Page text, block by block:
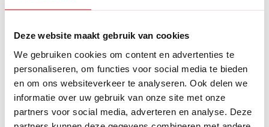
Deze website maakt gebruik van cookies
We gebruiken cookies om content en advertenties te
personaliseren, om functies voor social media te bieden
en om ons websiteverkeer te analyseren. Ook delen we
informatie over uw gebruik van onze site met onze
partners voor social media, adverteren en analyse. Deze
Een vernevelaar voor de jonge plantjes. Een plantensproeier is
onmisbaar voor iedereen in de tuin, op het balkon of in de
vensterbank planten heeft staan.
Betaal achteraf met Riverty.
Gratis verzenden
vanaf € 60 in België en Nederland.*